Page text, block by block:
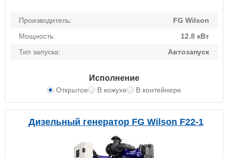
Производитель:
FG Wilson
Мощность:
12.8 кВт
Тип запуска:
Автозапуск
Исполнение
Открытое В кожухе В контейнере
Дизельный генератор FG Wilson F22-1